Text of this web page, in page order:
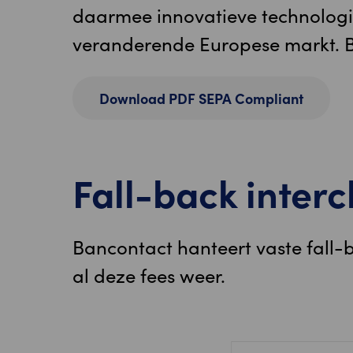
daarmee innovatieve
veranderende Europese markt.
Download PDF SEPA Compliant
Fall-back
Bancontact hanteert vaste fall-
al deze fees weer.